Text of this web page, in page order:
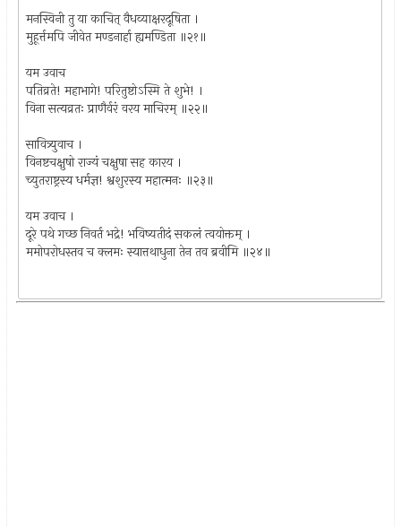
मनस्विनी तु या काचित् वैधव्याक्षरदूषिता ।
मुहूर्त्तमपि जीवेत मण्डनार्हा ह्यमण्डिता ॥२१॥
यम उवाच
पतिव्रते! महाभागे! परितुष्टोऽस्मि ते शुभे! ।
विना सत्यव्रतः प्राणैर्वरं वरय माचिरम् ॥२२॥
सावित्र्युवाच ।
विनष्टचक्षुषो राज्यं चक्षुषा सह कारय ।
च्युतराष्ट्रस्य धर्मज्ञ! श्वशुरस्य महात्मनः ॥२३॥
यम उवाच ।
दूरे पथे गच्छ निवर्त भद्रे! भविष्यतीदं सकलं त्वयोक्तम् ।
ममोपरोधस्तव च क्लमः स्यात्तथाधुना तेन तव ब्रवीमि ॥२४॥